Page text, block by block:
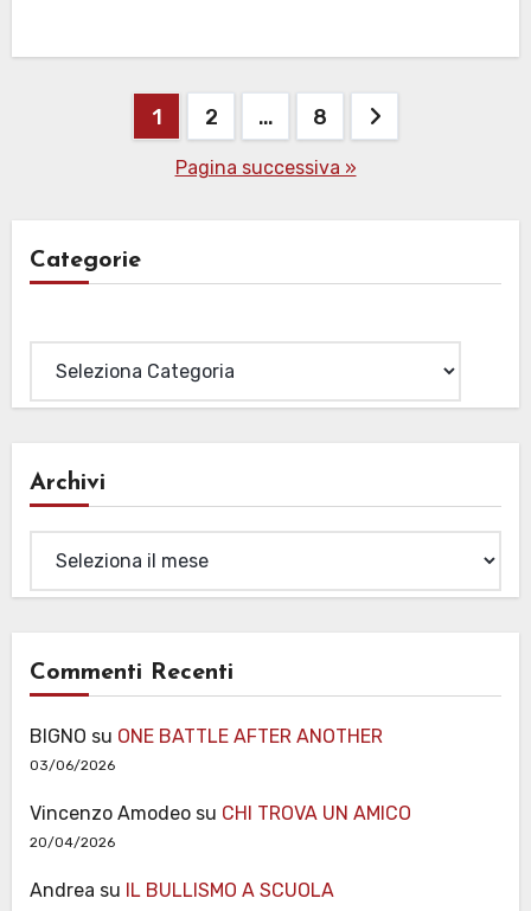
Paginazione
1 2 … 8
Pagina successiva »
Categorie
Archivi
Commenti Recenti
BIGNO su ONE BATTLE AFTER ANOTHER
03/06/2026
Vincenzo Amodeosu CHI TROVA UN AMICO
20/04/2026
Andrea su IL BULLISMO A SCUOLA